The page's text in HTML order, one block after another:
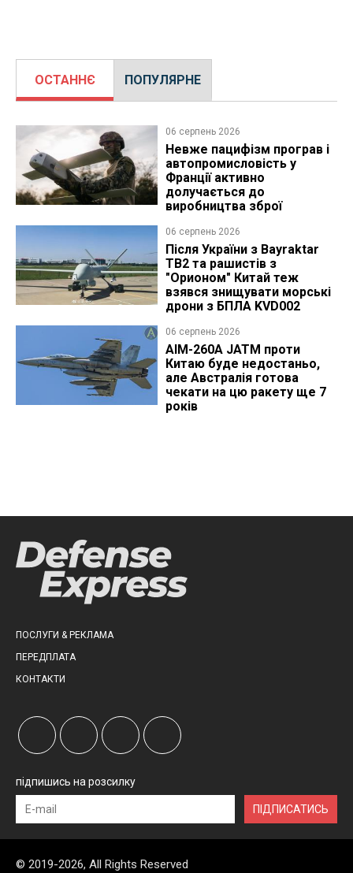
ОСТАННЄ ПОПУЛЯРНЕ
06 серпень 2026
Невже пацифізм програв і
автопромисловість у
Франції активно
долучається до
виробництва зброї
06 серпень 2026
Після України з Bayraktar
TB2 та рашистів з
"Орионом" Китай теж
взявся знищувати морські
дрони з БПЛА KVD002
06 серпень 2026
AIM-260A JATM проти
Китаю буде недостаньо,
але Австралія готова
чекати на цю ракету ще 7
років
ПОСЛУГИ & РЕКЛАМА
ПЕРЕДПЛАТА
КОНТАКТИ
підпишись на розсилку
ПІДПИСАТИСЬ
© 2019-2026, All Rights Reserved